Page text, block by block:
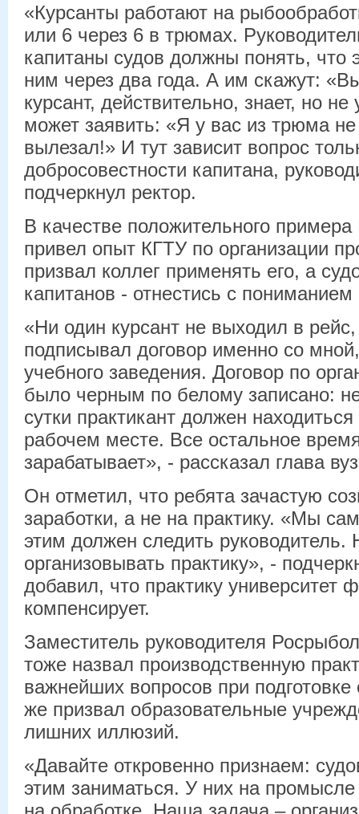
«Курсанты работают на
или 6 через 6 в трюмах.
капитаны судов должны понять, что
ним через два года. А им скажут:
курсант, действительно, знает, но
может заявить: «Я у вас из трюма
вылезал!» И тут зависит вопрос
добросовестности капитана,
подчеркнул ректор.
В качестве положительного
привел опыт КГТУ по организации
призвал коллег применять его, а
капитанов - отнестись с пониманием
«Ни один курсант не выходил в
подписывал договор именно со
учебного заведения. Договор по
было черным по белому записано:
сутки практикант должен
рабочем месте. Все остальное
зарабатывает», - рассказал глава
Он отметил, что ребята зачастую
заработки, а не на практику. «Мы
этим должен следить руководитель.
организовывать практику», -
добавил, что практику университет
компенсирует.
Заместитель руководителя
тоже назвал производственную
важнейших вопросов при
же призвал образовательные
лишних иллюзий.
«Давайте откровенно признаем:
этим заниматься. У них на